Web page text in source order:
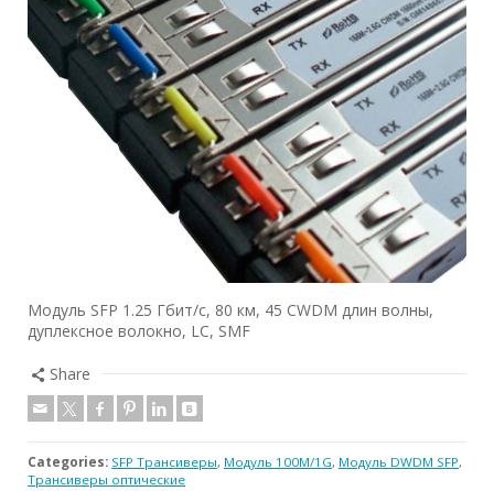
Модуль SFP 1.25 Гбит/с, 80 км, 45 CWDM длин волны,
дуплексное волокно, LC, SMF
Share
Categories: SFP Трансиверы, Модуль 100M/1G, Модуль DWDM SFP,
Трансиверы оптические